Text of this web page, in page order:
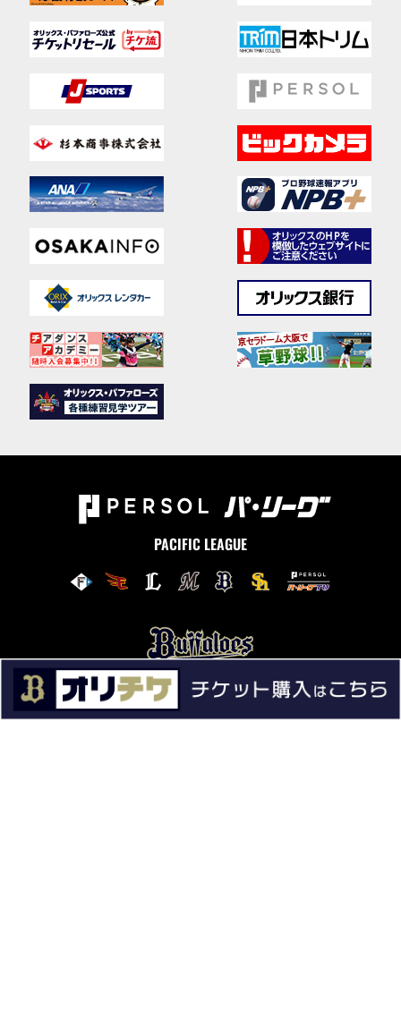
PACIFIC LEAGUE
ニュース